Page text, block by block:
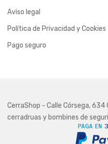
Aviso legal
Política de Privacidad y Cookies
Pago seguro
CerraShop - Calle Córsega,
cerradruas y bombines de